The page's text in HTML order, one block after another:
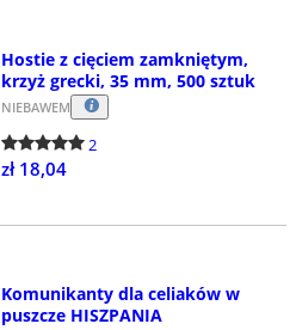
Hostie z cięciem zamkniętym,
krzyż grecki, 35 mm, 500 sztuk
NIEBAWEM
2
zł 18,04
Komunikanty dla celiaków w
puszcze HISZPANIA